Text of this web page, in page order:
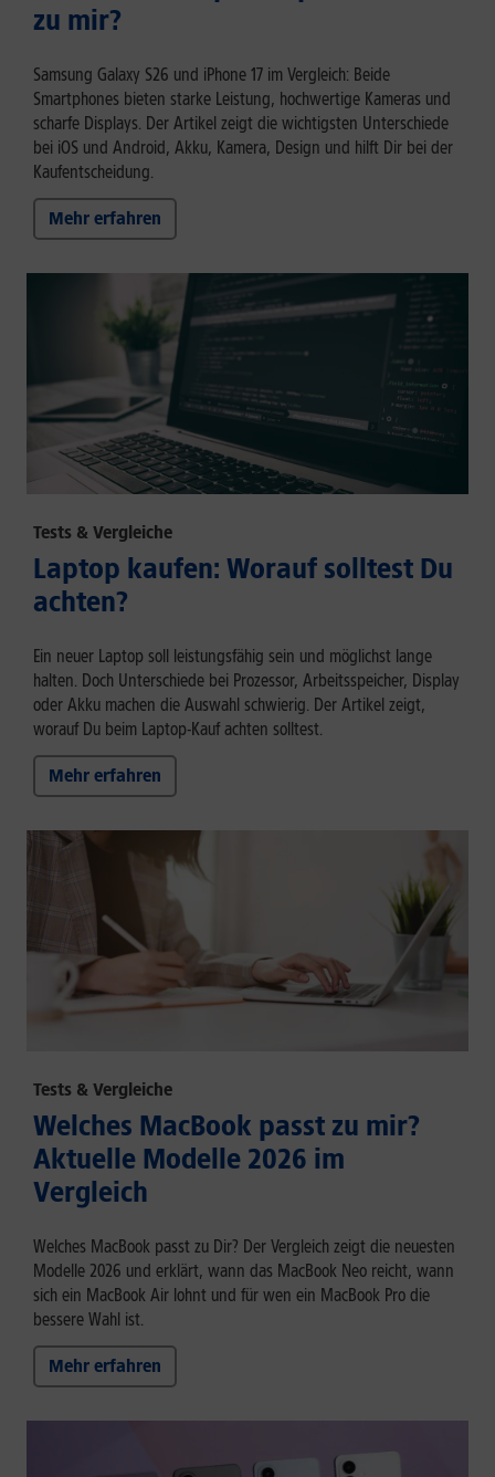
zu mir?
Samsung Galaxy S26 und iPhone 17 im Vergleich: Beide
Smartphones bieten starke Leistung, hochwertige Kameras und
scharfe Displays. Der Artikel zeigt die wichtigsten Unterschiede
bei iOS und Android, Akku, Kamera, Design und hilft Dir bei der
Kaufentscheidung.
Mehr erfahren
Tests & Vergleiche
Laptop kaufen: Worauf solltest Du
achten?
Ein neuer Laptop soll leistungsfähig sein und möglichst lange
halten. Doch Unterschiede bei Prozessor, Arbeitsspeicher, Display
oder Akku machen die Auswahl schwierig. Der Artikel zeigt,
worauf Du beim Laptop-Kauf achten solltest.
Mehr erfahren
Tests & Vergleiche
Welches MacBook passt zu mir?
Aktuelle Modelle 2026 im
Vergleich
Welches MacBook passt zu Dir? Der Vergleich zeigt die neuesten
Modelle 2026 und erklärt, wann das MacBook Neo reicht, wann
sich ein MacBook Air lohnt und für wen ein MacBook Pro die
bessere Wahl ist.
Mehr erfahren